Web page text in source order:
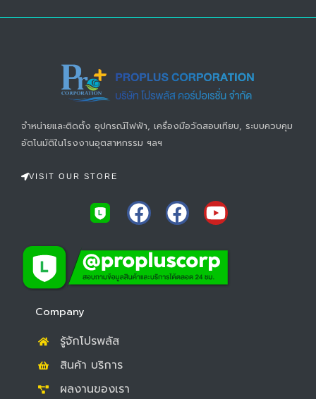
จำหน่ายและติดตั้ง อุปกรณ์ไฟฟ้า, เครื่องมือวัดสอบเทียบ, ระบบควบคุม
อัตโนมัติในโรงงานอุตสาหกรรม ฯลฯ
VISIT OUR STORE
F
a
c
e
b
F
a
c
e
b
Y
o
u
t
u
Company
รู้จักโปรพลัส
สินค้า บริการ
ผลงานของเรา